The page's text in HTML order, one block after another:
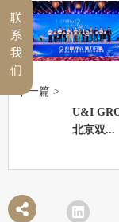
U&I
北京双...
下一篇 >
联
系
我
们